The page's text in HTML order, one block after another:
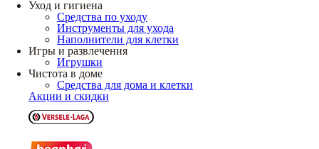
Уход и гигиена
Средства по уходу
Инструменты для ухода
Наполнители для клетки
Игры и развлечения
Игрушки
Чистота в доме
Средства для дома и клетки
Акции и скидки